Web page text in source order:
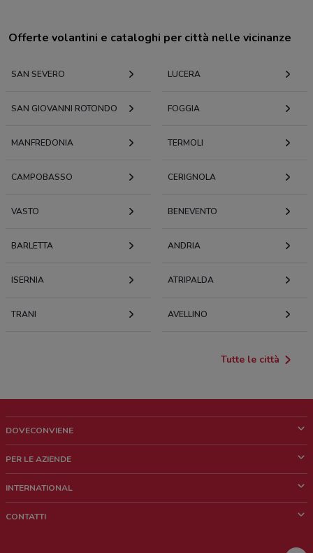
Offerte volantini e cataloghi per città nelle vicinanze
SAN SEVERO LUCERA
SAN GIOVANNI ROTONDO FOGGIA
MANFREDONIA TERMOLI
CAMPOBASSO CERIGNOLA
VASTO BENEVENTO
BARLETTA ANDRIA
ISERNIA ATRIPALDA
TRANI AVELLINO
Tutte le città
DOVECONVIENE
Chi siamo
Lavora con noi
PER LE AZIENDE
Richieste commerciali e marketing
INTERNATIONAL
CONTATTI